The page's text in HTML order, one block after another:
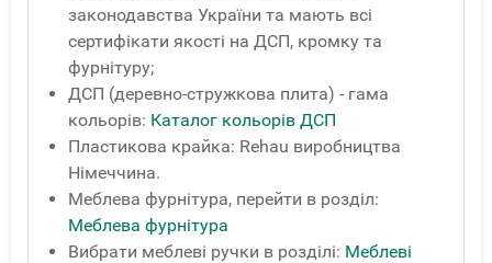
законодавства України та мають всі
сертифікати якості на ДСП, кромку та
фурнітуру;
ДСП (деревно-стружкова плита) - гама
кольорів: Каталог кольорів ДСП
Пластикова крайка: Rehau виробництва
Німеччина.
Меблева фурнітура, перейти в розділ:
Меблева фурнітура
Вибрати меблеві ручки в розділі: Меблеві